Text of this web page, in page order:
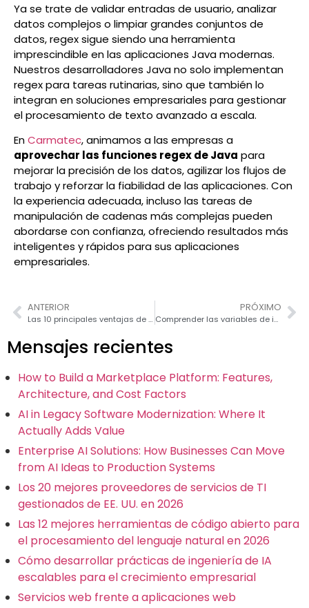
Ya se trate de validar entradas de usuario, analizar
datos complejos o limpiar grandes conjuntos de
datos, regex sigue siendo una herramienta
imprescindible en las aplicaciones Java modernas.
Nuestros desarrolladores Java no solo implementan
regex para tareas rutinarias, sino que también lo
integran en soluciones empresariales para gestionar
el procesamiento de texto avanzado a escala.
EnCarmatec, animamos a las empresas a
aprovechar las funciones regex de Java para
mejorar la precisión de los datos, agilizar los flujos de
trabajo y reforzar la fiabilidad de las aplicaciones. Con
la experiencia adecuada, incluso las tareas de
manipulación de cadenas más complejas pueden
abordarse con confianza, ofreciendo resultados más
inteligentes y rápidos para sus aplicaciones
empresariales.
ANTERIOR
Las 10 principales ventajas de utilizar Zoho CRM para su empresa en 2026
PRÓXIMO
Comprender las variables de instancia de Java: Una guía completa con ejemplos
Mensajes recientes
How to Build a Marketplace Platform: Features,
Architecture, and Cost Factors
AI in Legacy Software Modernization: Where It
Actually Adds Value
Enterprise AI Solutions: How Businesses Can Move
from AI Ideas to Production Systems
Los 20 mejores proveedores de servicios de TI
gestionados de EE. UU. en 2026
Las 12 mejores herramientas de código abierto para
el procesamiento del lenguaje natural en 2026
Cómo desarrollar prácticas de ingeniería de IA
escalables para el crecimiento empresarial
Servicios web frente a aplicaciones web